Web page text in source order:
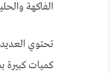
الفاكهة
تحتوي العديد
كميات